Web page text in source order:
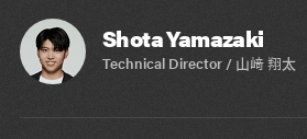
Shota Yamazaki
Technical Director / 山﨑 翔太